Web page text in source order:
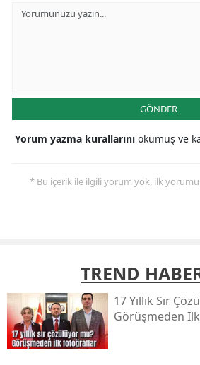
GÖNDER
Yorum yazma kurallarını okumuş ve
* Bu içerik ile ilgili yorum yok, ilk yorumu
TREND
17 Yıllık Sır
Görüşmeden